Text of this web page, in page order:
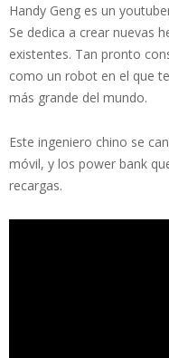
Handy Geng es un
Se dedica a crear nuevas
existentes. Tan pronto
como un robot en el que
más grande del mundo.
Este ingeniero chino se
móvil, y los power bank
recargas.